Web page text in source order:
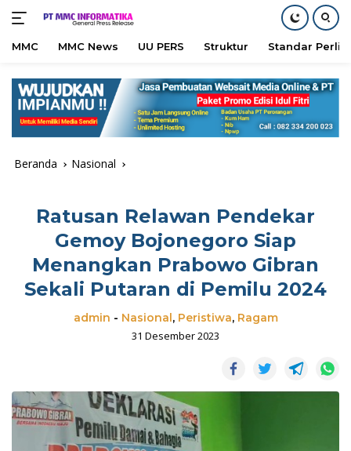
konten
MMC MMC News UU PERS Struktur Standar
Beranda Nasional
Ratusan Relawan Pendekar
Gemoy Bojonegoro Siap
Menangkan Prabowo Gibran
Sekali Putaran di Pemilu 2024
admin - Nasional , Peristiwa, Ragam
31 Desember 2023